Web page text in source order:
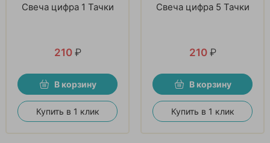
Свеча цифра 1 Тачки
210 ₽
В корзину
Купить в 1 клик
Свеча цифра 5 Тачки
210 ₽
В корзину
Купить в 1 клик